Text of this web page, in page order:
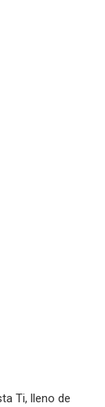
Ti, lleno de